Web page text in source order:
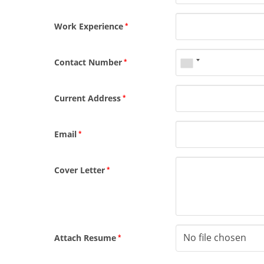
Work Experience *
Contact Number *
Current Address *
Email *
Cover Letter *
Attach Resume * No file chosen